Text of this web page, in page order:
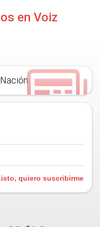
en Voiz
quiero suscribirme